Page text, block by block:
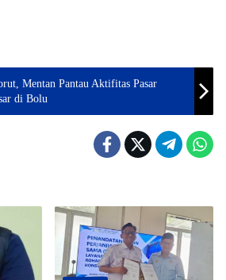
Mentan Pantau Aktifitas Pasar
di Bolu